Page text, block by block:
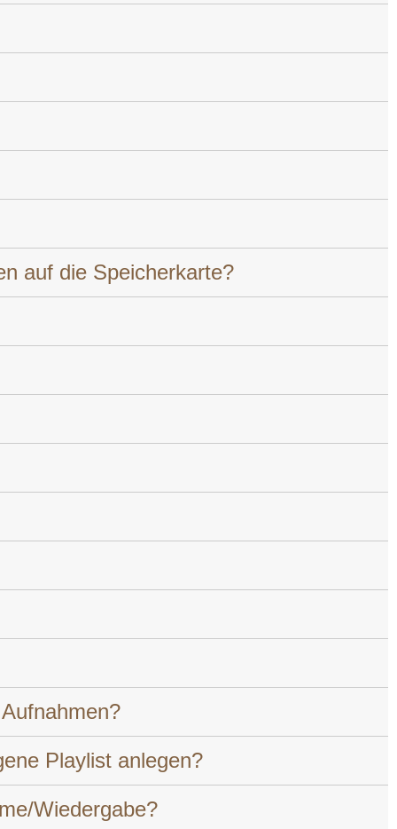
auf die Speicherkarte?
Playlist anlegen?
Wiedergabe?